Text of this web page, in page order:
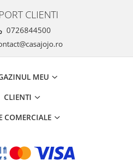
CLIENTI
0726844500
MEU
CLIENTI
COMERCIALE